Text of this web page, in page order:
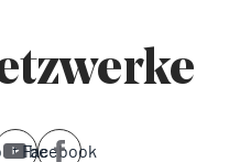
Facebook